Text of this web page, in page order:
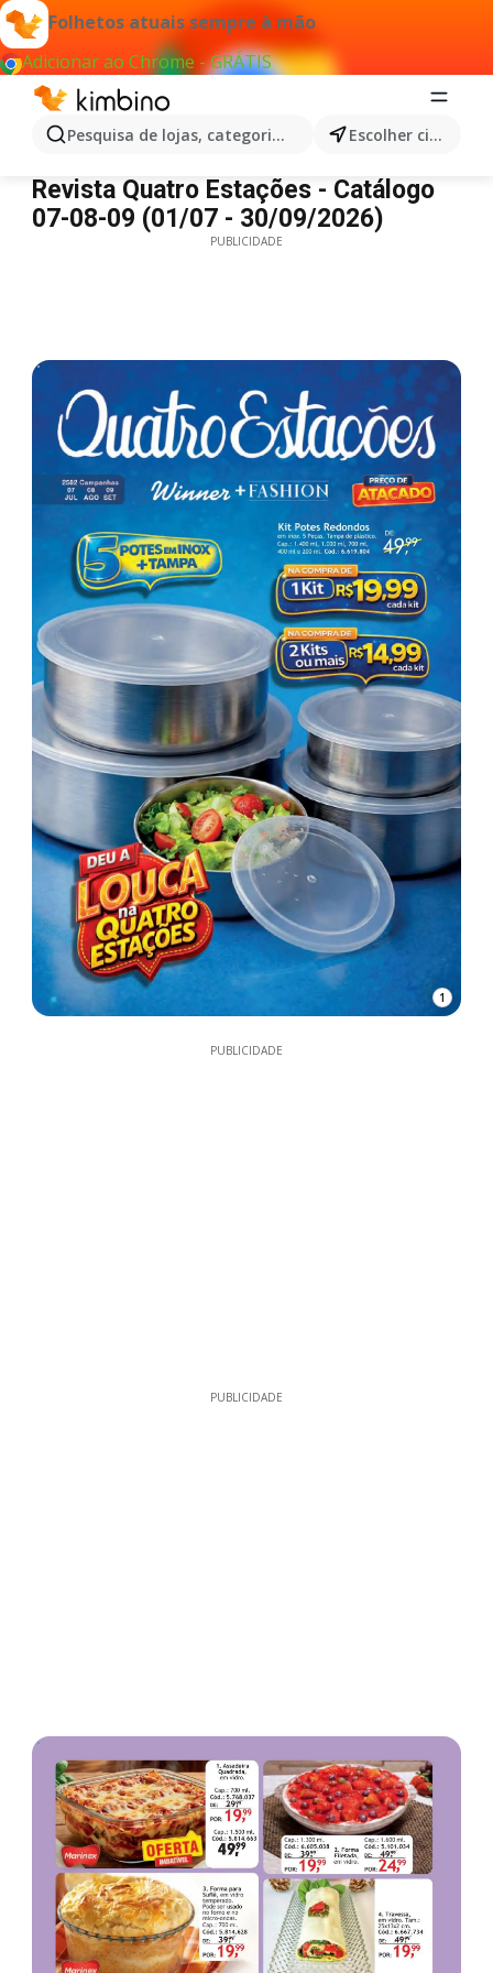
Folhetos atuais sempre à mão
Adicionar ao Chrome - GRÁTIS
Pesquisa de lojas, categorias,produtos... Escolher cidade
Quatro Estações - Catálogo 07-08-09
Revista Quatro Estações - Catálogo
07-08-09 (01/07 - 30/09/2026)
PUBLICIDADE
1
PUBLICIDADE
PUBLICIDADE